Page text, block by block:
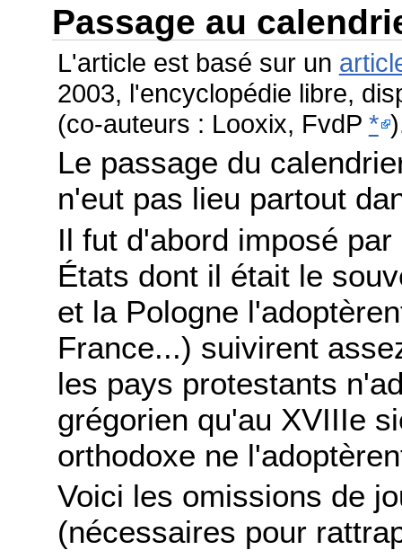
Passage au
L'article est basé sur un
2003, l'encyclopédie libre,
(co-auteurs : Looxix, FvdP *
Le passage du
n'eut pas lieu partout
Il fut d'abord imposé
États dont il était le
et la Pologne
France...) suivirent
les pays protestants
grégorien qu'au XVIIIe
orthodoxe ne
Voici les omissions de
(nécessaires pour